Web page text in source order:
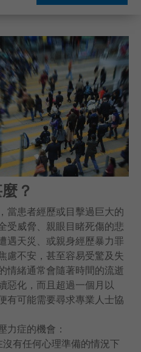
？
當患者經歷或目擊過巨大的
受威脅、親眼目睹死傷的悲
遇天災、或親身經歷暴力罪
慮不安，甚至容易受驚及失
情緒通常會隨著時間的流逝
惡化，而且超過一個月以
有可能需要尋求專業人士協
力症的機會：
有任何心理準備的情況下